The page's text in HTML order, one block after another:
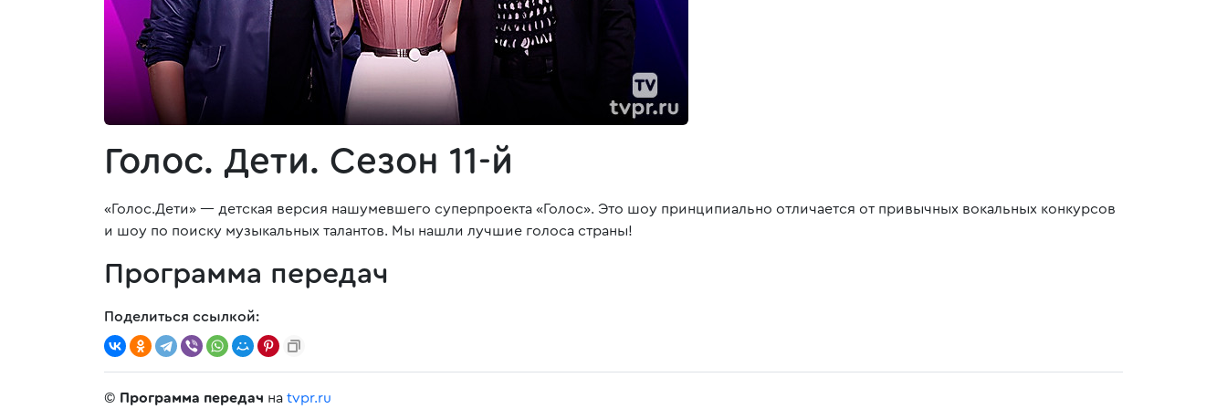
Голос. Дети. Сезон 11-й
«Голос.Дети» — детская версия нашумевшего суперпроекта «Голос». Это шоу принципиально отличается от привычных вокальных конкурсов
и шоу по поиску музыкальных талантов. Мы нашли лучшие голоса страны!
Программа передач
Поделиться ссылкой:
© Программа передач на tvpr.ru